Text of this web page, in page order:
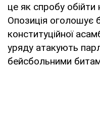
це як спробу
Опозиція оголошує
конституційної
уряду атакують
бейсбольними